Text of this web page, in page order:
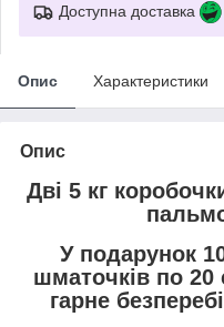
Доступна доставка
Опис Характеристики
Опис
Дві 5 кг
У подарунок
шматочків по 20
гарне